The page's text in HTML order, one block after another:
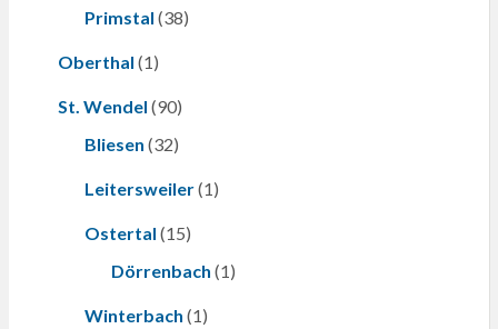
Primstal (38)
Oberthal (1)
St. Wendel (90)
Bliesen (32)
Leitersweiler(1)
Ostertal (15)
Dörrenbach (1)
Winterbach (1)